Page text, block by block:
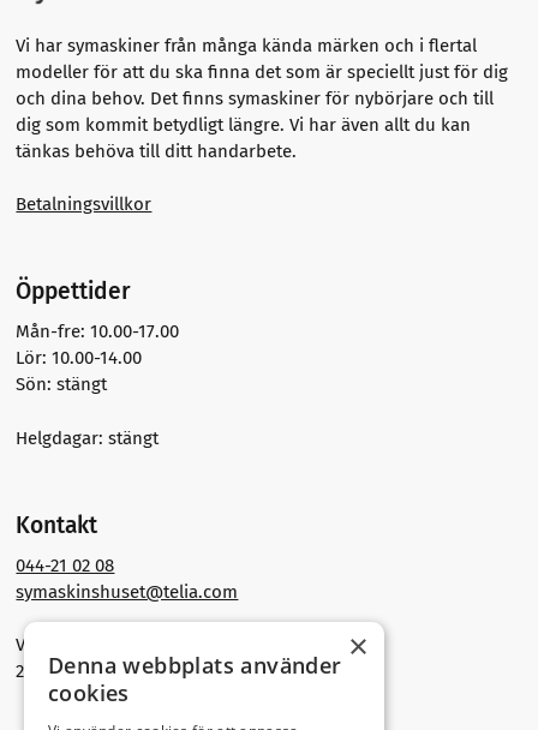
Vi har symaskiner från många kända märken och i flertal
modeller för att du ska finna det som är speciellt just för dig
och dina behov. Det finns symaskiner för nybörjare och till
dig som kommit betydligt längre.Vi har även allt du kan
tänkas behöva till ditt handarbete.
Betalningsvillkor
Öppettider
Mån-fre: 10.00-17.00
Lör: 10.00-14.00
Sön: stängt
Helgdagar: stängt
Kontakt
044-21 02 08
symaskinshuset@telia.com
Västra Storgatan 30
291 30 Kristianstad
×
Denna webbplats använder
cookies